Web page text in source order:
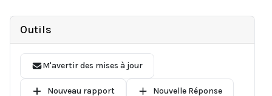
Outils
M'avertir des mises à jour
Nouveau rapport Nouvelle Réponse